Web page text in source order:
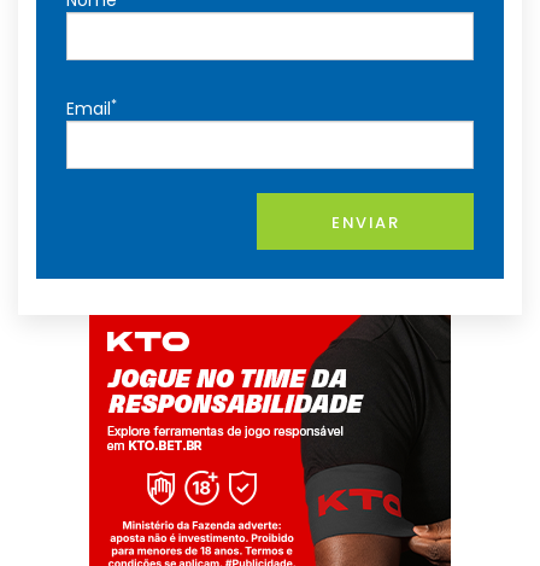
Email*
ENVIAR